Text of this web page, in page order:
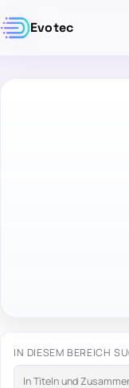
Evotec
IN DIESEM BEREICH